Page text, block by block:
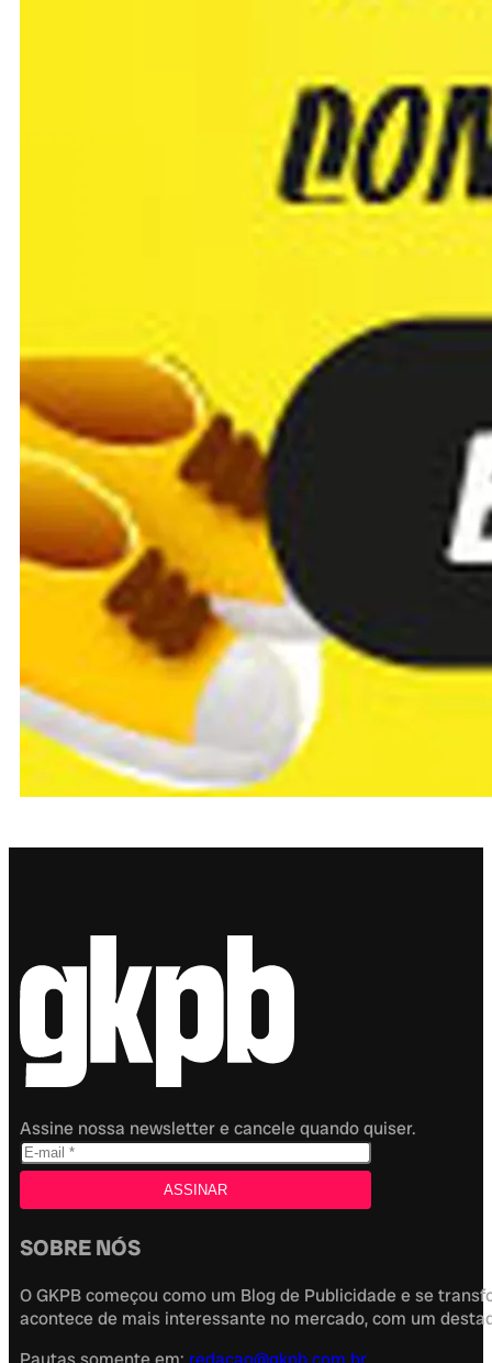
Assine nossa newsletter e cancele quando quiser.
SOBRE NÓS
O GKPB começou como um Blog de Publicidade e se
acontece de mais interessante no mercado, com um